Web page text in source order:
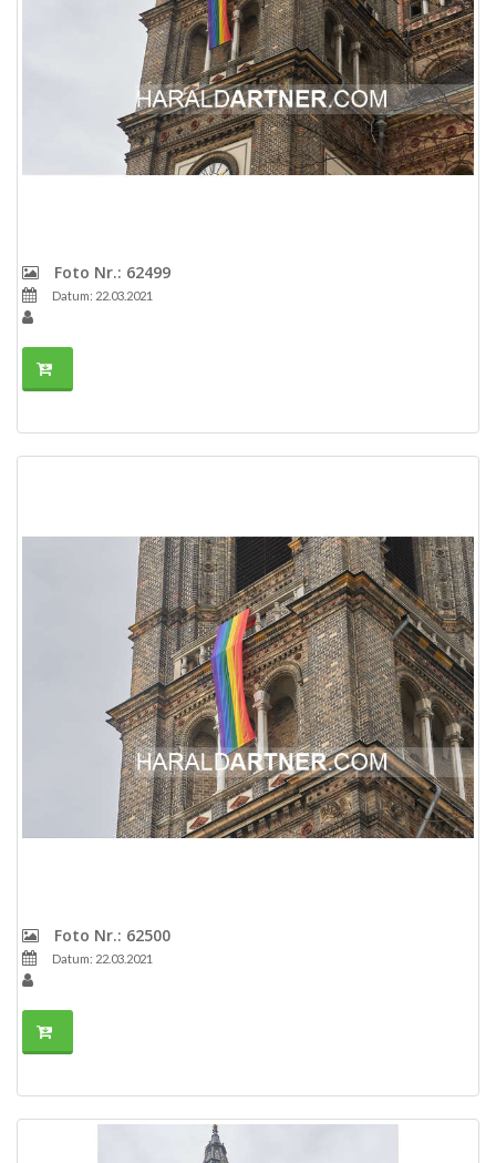
Foto Nr.: 62499
Datum: 22.03.2021
Foto Nr.: 62500
Datum: 22.03.2021